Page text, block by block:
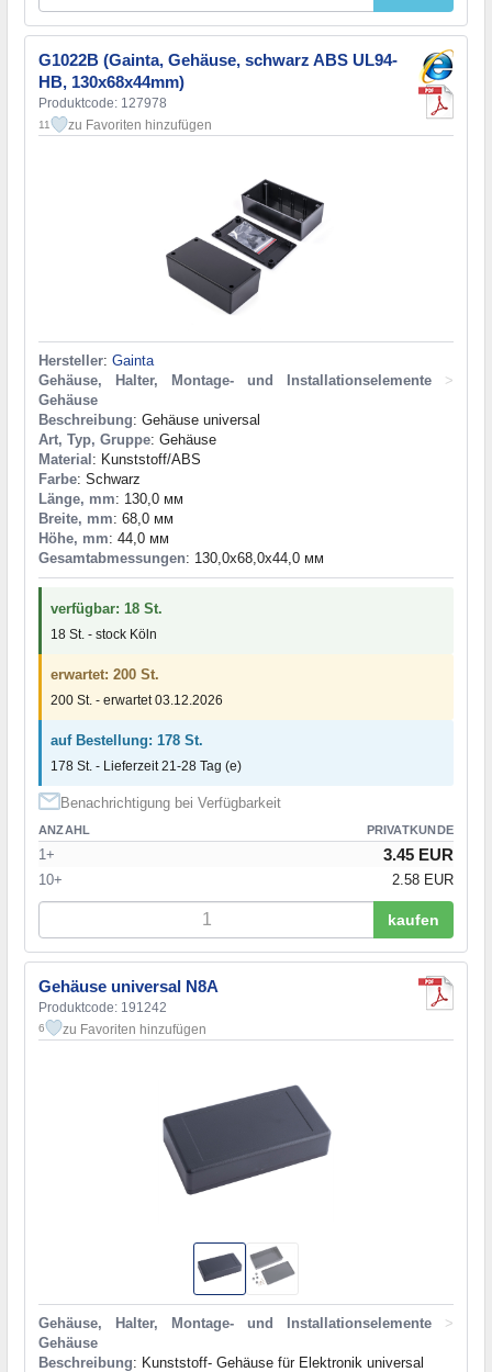
G1022B (Gainta, Gehäuse, schwarz ABS UL94-
HB, 130x68x44mm)
Produktcode: 127978
11 zu Favoriten hinzufügen
Hersteller: Gainta
Gehäuse, Halter, Montage- und Installationselemente
>
Gehäuse
Beschreibung: Gehäuse universal
Art, Typ, Gruppe: Gehäuse
Material : Kunststoff/ABS
Farbe: Schwarz
Länge, mm: 130,0 мм
Breite, mm: 68,0 мм
Höhe, mm: 44,0 мм
Gesamtabmessungen: 130,0x68,0x44,0 мм
verfügbar: 18 St.
18 St. - stock Köln
erwartet: 200 St.
200 St. - erwartet 03.12.2026
auf Bestellung: 178 St.
178 St. - Lieferzeit 21-28 Tag (e)
Benachrichtigung bei Verfügbarkeit
ANZAHL PRIVATKUNDE
1+ 3.45 EUR
10+ 2.58 EUR
kaufen
Gehäuse universal N8A
Produktcode: 191242
6 zu Favoriten hinzufügen
Gehäuse, Halter, Montage- und Installationselemente
>
Gehäuse
Beschreibung: Kunststoff- Gehäuse für Elektronik universal